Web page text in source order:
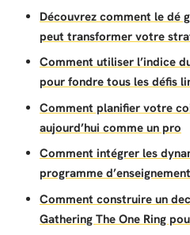
Découvrez comment le dé
peut transformer votre
Comment utiliser l’indice
pour fondre tous les défis
Comment planifier votre
aujourd’hui comme un pro
Comment intégrer les
programme d’enseignement
Comment construire un
Gathering The One Ring